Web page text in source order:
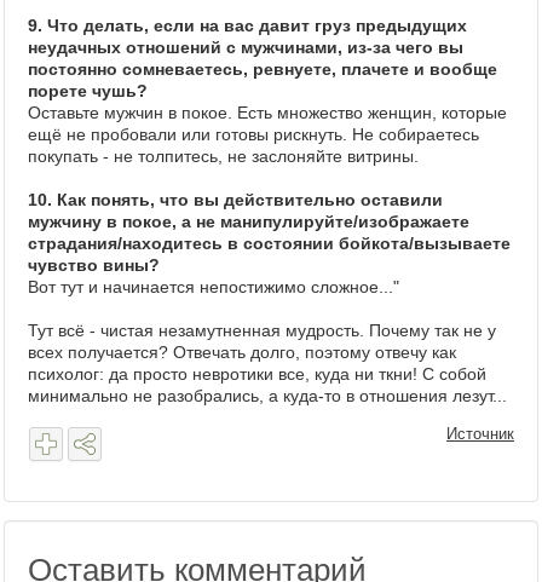
9. Что делать, если на вас давит груз предыдущих
неудачных отношений с мужчинами, из-за чего вы
постоянно сомневаетесь, ревнуете, плачете и вообще
порете чушь?
Оставьте мужчин в покое. Есть множество женщин, которые
ещё не пробовали или готовы рискнуть. Не собираетесь
покупать - не толпитесь, не заслоняйте витрины.
10. Как понять, что вы действительно оставили
мужчину в покое, а не манипулируйте/изображаете
страдания/находитесь в состоянии бойкота/вызываете
чувство вины?
Вот тут и начинается непостижимо сложное..."
Тут всё - чистая незамутненная мудрость. Почему так не у
всех получается? Отвечать долго, поэтому отвечу как
психолог: да просто невротики все, куда ни ткни! С собой
минимально не разобрались, а куда-то в отношения лезут...
Источник
Оставить комментарий